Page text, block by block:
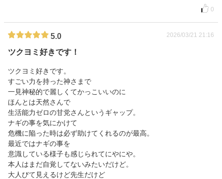
0
5.0 2026/03/21 21:16
ツクヨミ好きです！
ツクヨミ好きです。
すごい力を持った神さまで
一見神秘的で麗しくてかっこいいのに
ほんとは天然さんで
生活能力ゼロの甘党さんというギャップ。
ナギの事を気にかけて
危機に陥った時は必ず助けてくれるのが最高。
最近ではナギの事を
意識している様子も感じられてにやにや。
本人はまだ自覚してないみたいだけど。
大人びて見えるけど先生だけど